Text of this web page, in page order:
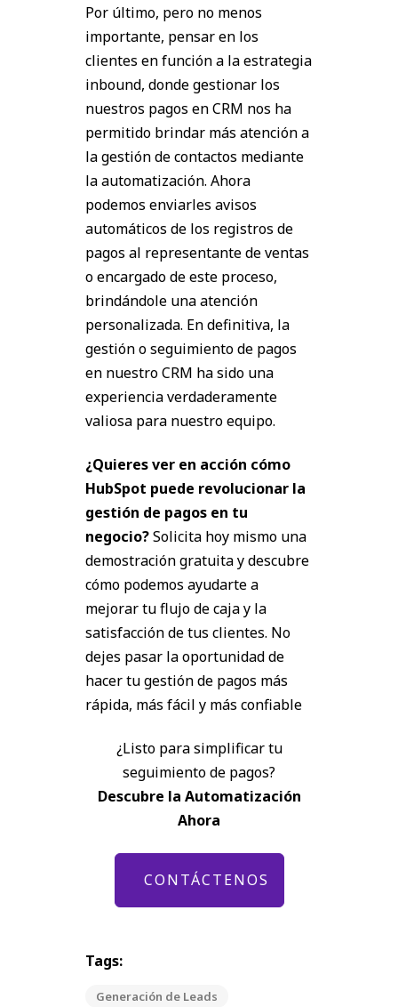
Por último, pero no menos
importante, pensar en los
clientes en función a la estrategia
inbound, donde gestionar los
nuestros pagos en CRM nos ha
permitido brindar más atención a
la gestión de contactos mediante
la automatización. Ahora
podemos enviarles avisos
automáticos de los registros de
pagos al representante de ventas
o encargado de este proceso,
brindándole una atención
personalizada. En definitiva, la
gestión o seguimiento de pagos
en nuestro CRM ha sido una
experiencia verdaderamente
valiosa para nuestro equipo.
¿Quieres ver en acción cómo
HubSpot puede revolucionar la
gestión de pagos en tu
negocio?Solicita hoy mismo una
demostración gratuita y descubre
cómo podemos ayudarte a
mejorar tu flujo de caja y la
satisfacción de tus clientes. No
dejes pasar la oportunidad de
hacer tu gestión de pagos más
rápida, más fácil y más confiable
¿Listo para simplificar tu
seguimiento de pagos?
Descubre la Automatización
Ahora
CONTÁCTENOS
Tags:
Generación de Leads